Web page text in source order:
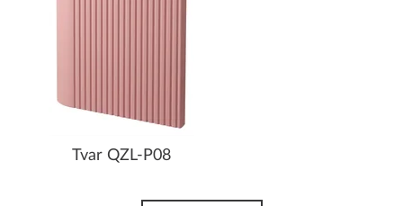
Tvar QZL-P08